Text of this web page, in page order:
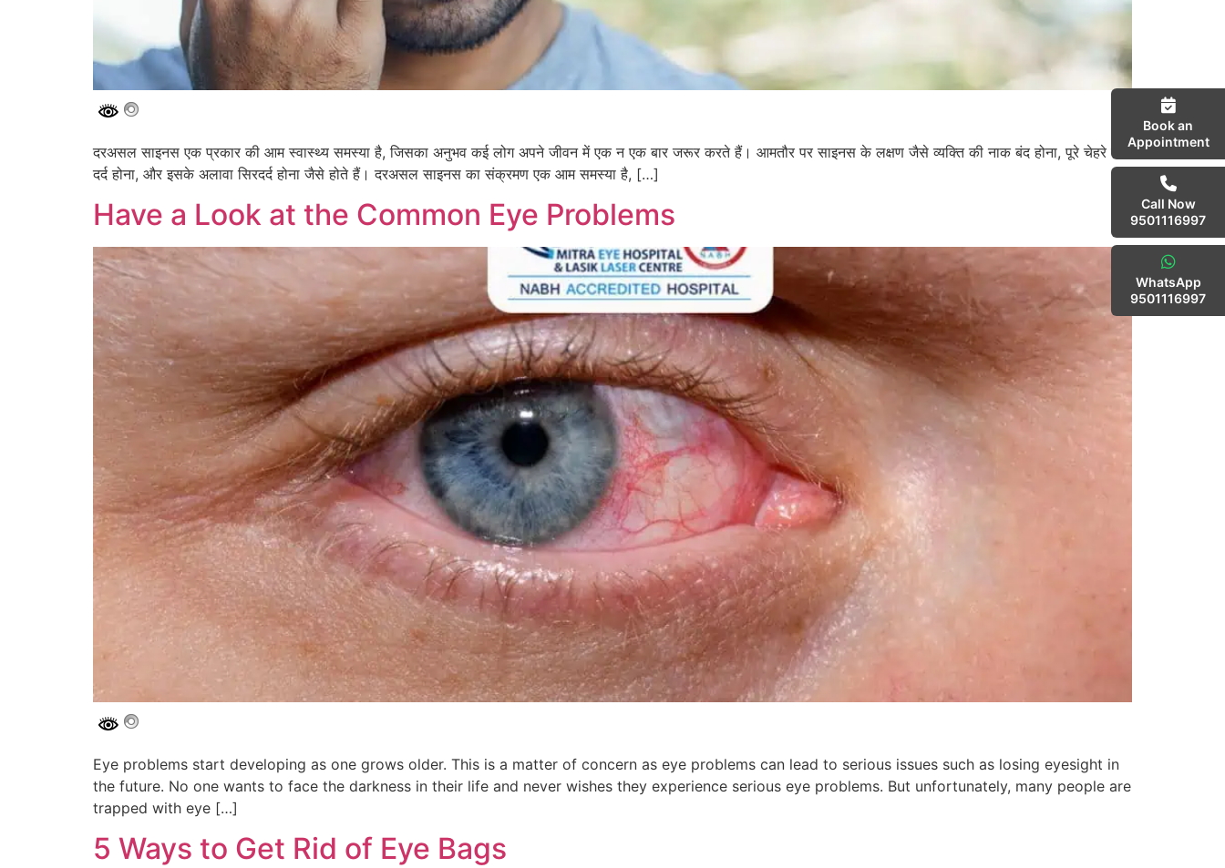
दरअसल साइनस एक प्रकार की आम स्वास्थ्य समस्या है, जिसका अनुभव कई लोग अपने जीवन में एक न एक बार जरूर करते हैं। आमतौर पर साइनस के लक्षण जैसे व्यक्ति की नाक बंद होना, पूरे चेहरे में
दर्द होना, और इसके अलावा सिरदर्द होना जैसे होते हैं। दरअसल साइनस का संक्रमण एक आम समस्या है, […]
Have a Look at the Common Eye Problems
Eye problems start developing as one grows older. This is a matter of concern as eye problems can lead to serious issues such as losing eyesight in
the future. No one wants to face the darkness in their life and never wishes they experience serious eye problems. But unfortunately, many people are
trapped with eye […]
5 Ways to Get Rid of Eye Bags
Book an
Appointment
Call Now
9501116997
WhatsApp
9501116997